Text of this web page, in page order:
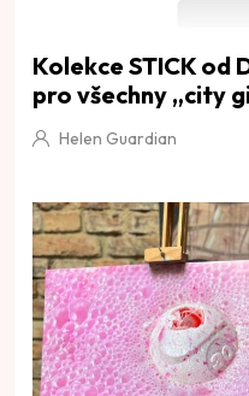
Kolekce STICK od
pro všechny „city
Helen Guardian